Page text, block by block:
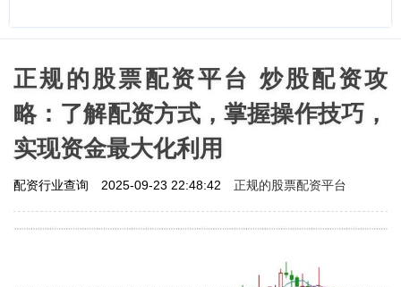
正规的股票配资平台 炒股配资攻
略：了解配资方式，掌握操作技巧，
实现资金最大化利用
配资行业查询 2025-09-23 22:48:42 正规的股票配资平台